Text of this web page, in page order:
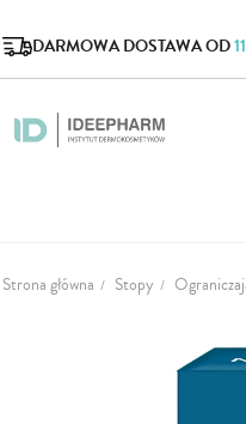
DARMOWA DOSTAWA OD
Strona główna Stopy